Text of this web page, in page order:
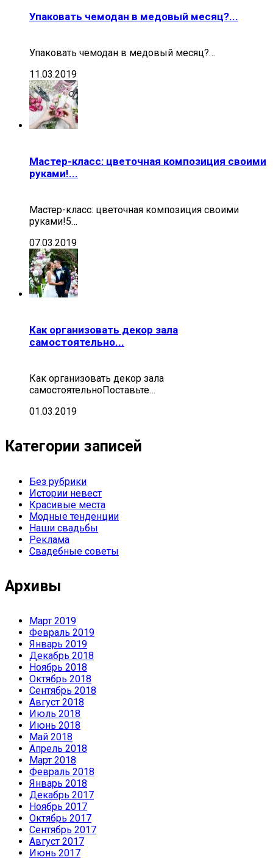
Упаковать чемодан в медовый месяц?...
Упаковать чемодан в медовый месяц?…
11.03.2019
Мастер-класс: цветочная композиция своими
руками!...
Мастер-класс: цветочная композиция своими
руками!5…
07.03.2019
Как организовать декор зала
самостоятельно...
Как организовать декор зала
самостоятельноПоставьте…
01.03.2019
Категории записей
Без рубрики
Истории невест
Красивые места
Модные тенденции
Наши свадьбы
Реклама
Свадебные советы
Архивы
Март 2019
Февраль 2019
Январь 2019
Декабрь 2018
Ноябрь 2018
Октябрь 2018
Сентябрь 2018
Август 2018
Июль 2018
Июнь 2018
Май 2018
Апрель 2018
Март 2018
Февраль 2018
Январь 2018
Декабрь 2017
Ноябрь 2017
Октябрь 2017
Сентябрь 2017
Август 2017
Июнь 2017